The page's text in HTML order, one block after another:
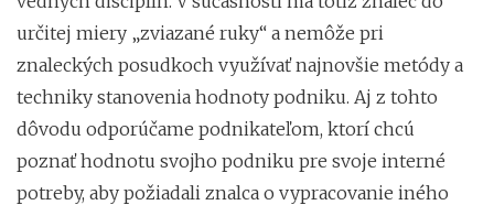
určitej miery „zviazané ruky“ a nemôže pri
znaleckých posudkoch využívať najnovšie metódy a
techniky stanovenia hodnoty podniku. Aj z tohto
dôvodu odporúčame podnikateľom, ktorí chcú
poznať hodnotu svojho podniku pre svoje interné
potreby, aby požiadali znalca o vypracovanie iného